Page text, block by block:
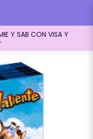
Y SAB CON VISA Y